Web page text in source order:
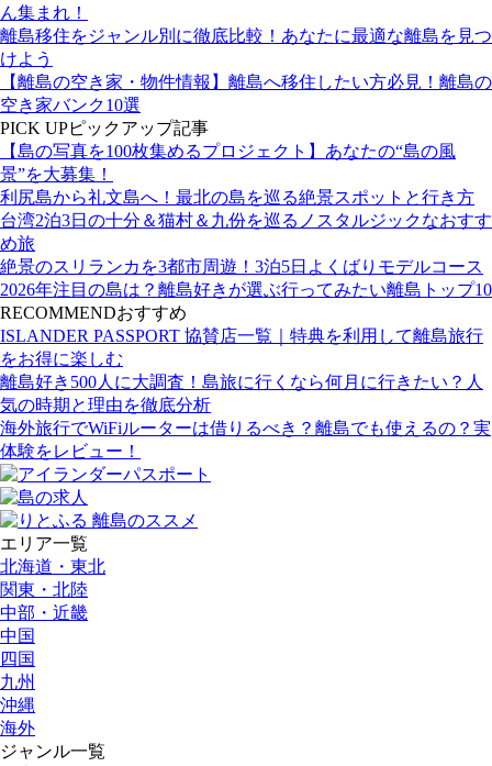
ん集まれ！
離島移住をジャンル別に徹底比較！あなたに最適な離島を見つ
けよう
【離島の空き家・物件情報】離島へ移住したい方必見！離島の
空き家バンク10選
PICK UPピックアップ記事
【島の写真を100枚集めるプロジェクト】あなたの“島の風
景”を大募集！
利尻島から礼文島へ！最北の島を巡る絶景スポットと行き方
台湾2泊3日の十分＆猫村＆九份を巡るノスタルジックなおすす
め旅
絶景のスリランカを3都市周遊！3泊5日よくばりモデルコース
2026年注目の島は？離島好きが選ぶ行ってみたい離島トップ10
RECOMMENDおすすめ
ISLANDER PASSPORT 協賛店一覧｜特典を利用して離島旅行
をお得に楽しむ
離島好き500人に大調査！島旅に行くなら何月に行きたい？人
気の時期と理由を徹底分析
海外旅行でWiFiルーターは借りるべき？離島でも使えるの？実
体験をレビュー！
エリア一覧
北海道・東北
関東・北陸
中部・近畿
中国
四国
九州
沖縄
海外
ジャンル一覧